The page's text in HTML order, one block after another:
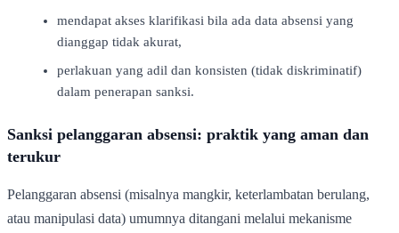
mendapat akses klarifikasi bila ada data absensi yang
dianggap tidak akurat,
perlakuan yang adil dan konsisten (tidak diskriminatif)
dalam penerapan sanksi.
Sanksi pelanggaran absensi: praktik yang aman dan
terukur
Pelanggaran absensi (misalnya mangkir, keterlambatan berulang,
atau manipulasi data) umumnya ditangani melalui mekanisme